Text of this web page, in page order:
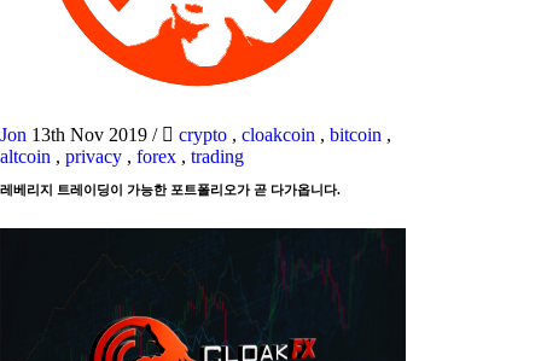
Jon 13th Nov 2019 / crypto , cloakcoin , bitcoin ,
altcoin , privacy , forex , trading
레베리지 트레이딩이 가능한 포트폴리오가 곧 다가옵니다.